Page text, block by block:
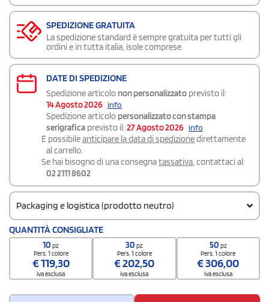
SPEDIZIONE GRATUITA
La spedizione standard è sempre gratuita per tutti gli
ordini e in tutta italia, isole comprese.
DATE DI SPEDIZIONE
Spedizione articolo non personalizzato previsto il:
14 Agosto 2026 info
Spedizione articolo personalizzato con stampa
serigrafica previsto il: 27 Agosto 2026 info
É possibileanticipare la data di spedizionedirettamente
al carrello.
Se hai bisogno di una consegnatassativa, contattaci al:
02 2111 8602
Packaging e logistica (prodotto neutro)
Codice doganale
61061000
QUANTITÀ CONSIGLIATE
10pz
Pers. 1 colore
€119,30
iva esclusa
30pz
Pers. 1 colore
€202,50
iva esclusa
50 pz
Pers. 1 colore
€306,00
iva esclusa